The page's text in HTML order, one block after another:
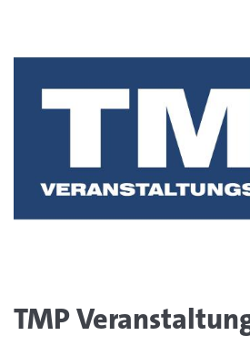
TMP